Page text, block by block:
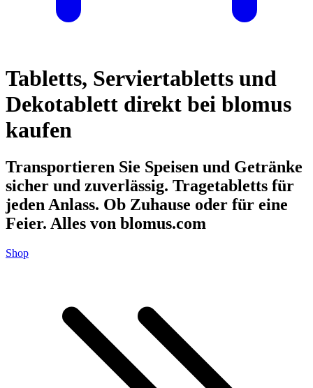
Tabletts, Serviertabletts und
Dekotablett direkt bei blomus
kaufen
Transportieren Sie Speisen und Getränke
sicher und zuverlässig. Tragetabletts für
jeden Anlass. Ob Zuhause oder für eine
Feier. Alles von blomus.com
Shop